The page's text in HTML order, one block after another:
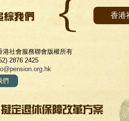
香港
港社會服務聯會版權所有
2876 2425
們